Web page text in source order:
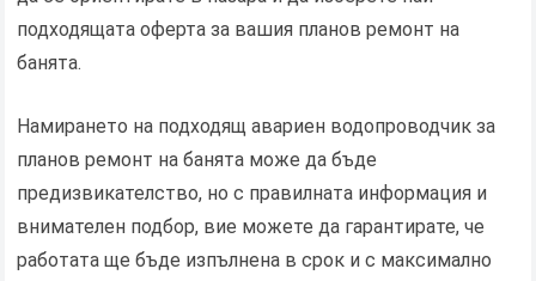
подходящата оферта за вашия планов ремонт на
банята.
Намирането на подходящ авариен водопроводчик за
планов ремонт на банята може да бъде
предизвикателство, но с правилната информация и
внимателен подбор, вие можете да гарантирате, че
работата ще бъде изпълнена в срок и с максимално